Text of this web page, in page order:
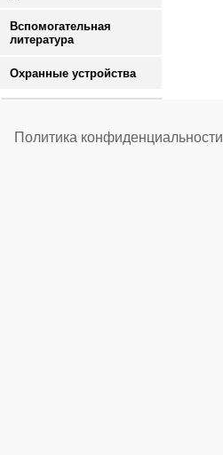
Вспомогательная
литература
Охранные устройства
Политика конфиденциальности